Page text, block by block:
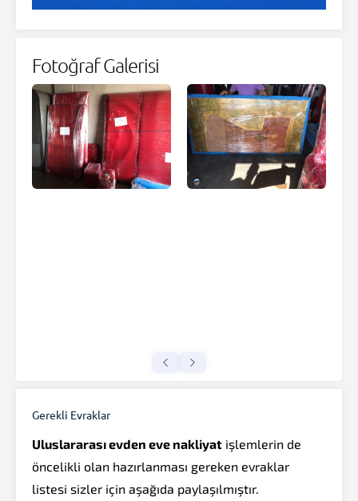
Fotoğraf Galerisi
Gerekli Evraklar
Uluslararası evden eve nakliyat işlemlerin de
öncelikli olan hazırlanması gereken evraklar
listesi sizler için aşağıda paylaşılmıştır.